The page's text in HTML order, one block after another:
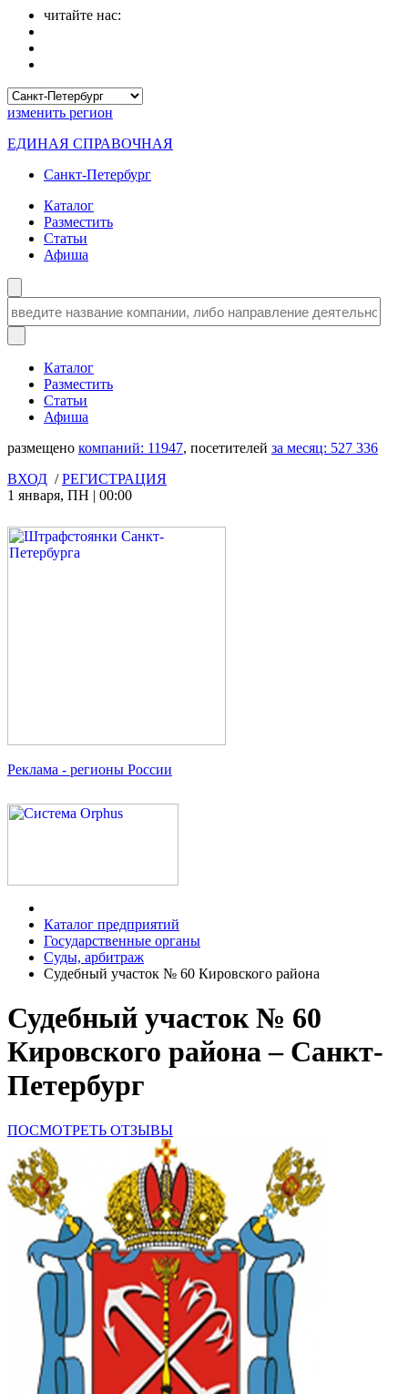
читайте нас:
изменить регион
ЕДИНАЯ СПРАВОЧНАЯ
Санкт-Петербург
Каталог
Разместить
Статьи
Афиша
Каталог
Разместить
Статьи
Афиша
размещено компаний: 11947, посетителей за месяц: 527 336
ВХОД /РЕГИСТРАЦИЯ
1 января, ПН | 00:00
Реклама - регионы России
Каталог предприятий
Государственные органы
Суды, арбитраж
Судебный участок № 60 Кировского района
Судебный участок № 60
Кировского района – Санкт-
Петербург
ПОСМОТРЕТЬ ОТЗЫВЫ